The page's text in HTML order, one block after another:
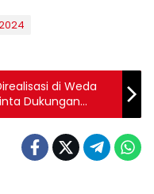
di Weda
Dukungan